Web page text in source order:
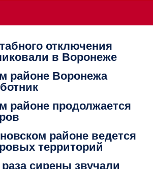
отключения
в Воронеже
районе Воронежа
районе продолжается
районе ведется
территорий
сирены звучали